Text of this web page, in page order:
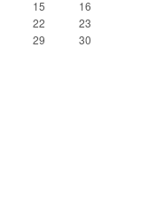
15
16
22
23
29
30